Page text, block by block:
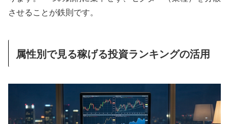
させることが鉄則です。
属性別で見る稼げる投資ランキングの活用